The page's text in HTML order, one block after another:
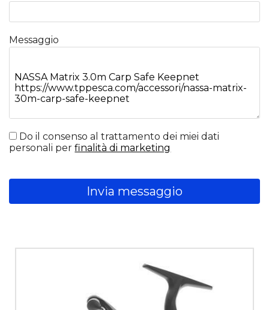
Messaggio
Do il consenso al trattamento dei miei dati
personali perfinalità di marketing
Invia messaggio